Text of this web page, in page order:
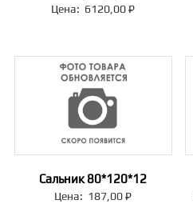
Цена: 6120,00₽
Сальник 80*120*12
Цена: 187,00₽